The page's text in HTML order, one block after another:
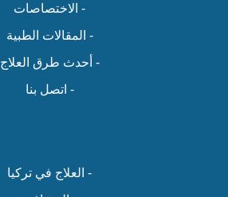
- الاختصاصات
- المقالات الطبية
- أحدث طرق العلاج
- اتصل بنا
- العلاج في تركيا